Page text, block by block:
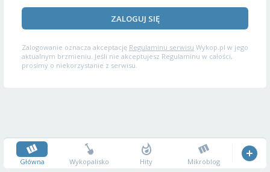
ZALOGUJ SIĘ
Zalogowanie oznacza akceptację Regulaminu serwisu Wykop.pl w jego
aktualnym brzmieniu. Jeśli nie akceptujesz Regulaminu w całości,
prosimy o niekorzystanie z serwisu.
Główna Wykopalisko Hity Mikroblog